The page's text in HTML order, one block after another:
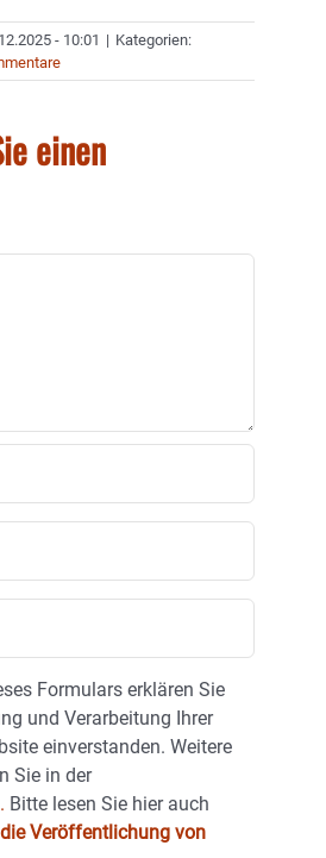
- 10:01 | Kategorien:
einen
Formulars erklären Sie
und Verarbeitung Ihrer
einverstanden. Weitere
Sie in der
Bitte lesen Sie hier auch
Veröffentlichung von